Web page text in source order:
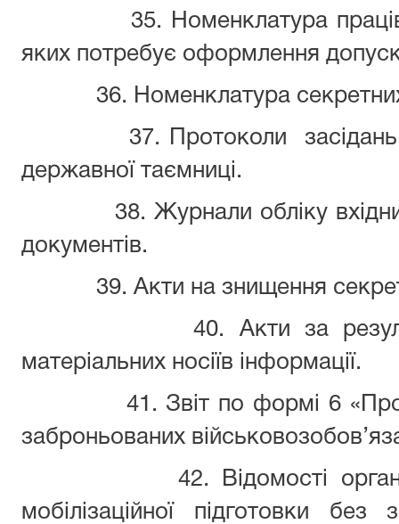
35. Номенклатура
яких потребує оформлення
36. Номенклатура
37. Протоколи
державної таємниці.
38. Журнали обліку
документів.
39. Акти на знищення
40. Акти за
матеріальних носіїв інформації.
41. Звіт по формі 6
заброньованих
42. Відомості
мобілізаційної підготовки без